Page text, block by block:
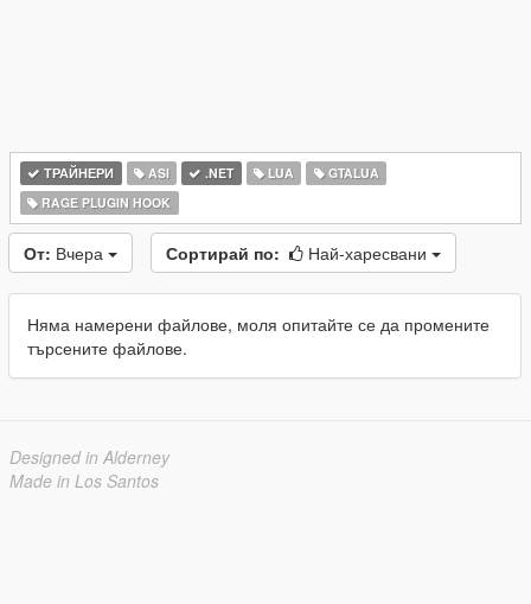
ТРАЙНЕРИ ASI .NET LUA
GTALUA
RAGE PLUGIN HOOK
От: Вчера Сортирай по: Най-харесвани
Няма намерени файлове, моля опитайте се да промените
търсените файлове.
Designed in Alderney
Made in Los Santos